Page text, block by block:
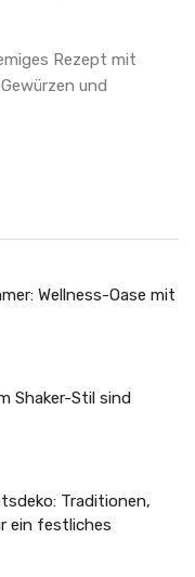
Rezept mit
und
Wellness-Oase mit
Shaker-Stil sind
Traditionen,
ein festliches